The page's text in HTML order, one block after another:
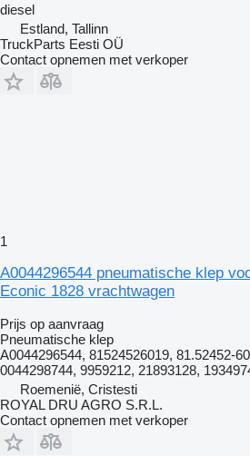
diesel
Estland, Tallinn
TruckParts Eesti OÜ
Contact opnemen met verkoper
1
A0044296544 pneumatische klep
Econic 1828 vrachtwagen
Prijs op aanvraag
Pneumatische klep
A0044296544, 81524526019, 81.52452-
0044298744, 9959212, 21893128,
Roemenië, Cristesti
ROYAL DRU AGRO S.R.L.
Contact opnemen met verkoper